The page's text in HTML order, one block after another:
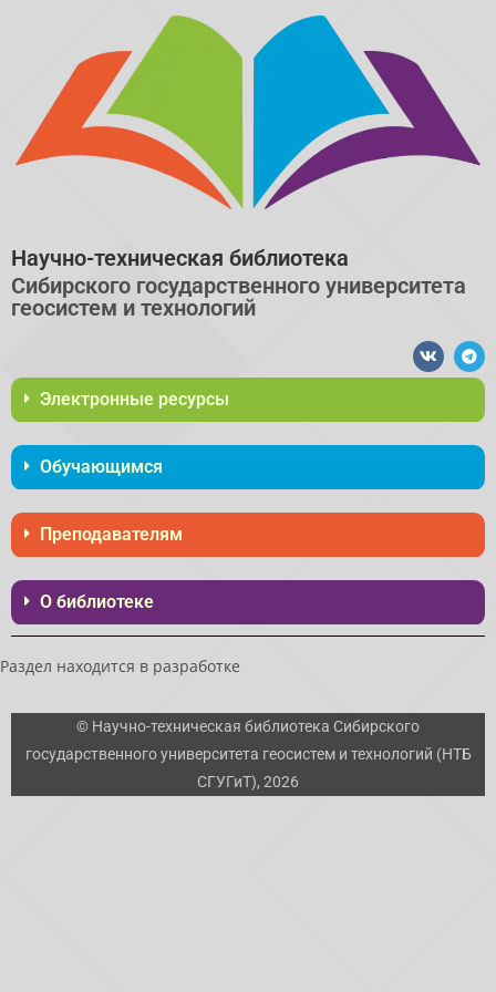
Научно-техническая библиотека
Сибирского государственного университета
геосистем и технологий​
Электронные ресурсы
Обучающимся
Преподавателям
О библиотеке
Раздел находится в разработке
© Научно-техническая библиотека Сибирского
государственного университета геосистем и технологий (НТБ
СГУГиТ), 2026